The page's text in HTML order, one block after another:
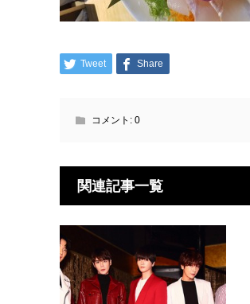
Tweet Share
コメント: 0
関連記事一覧